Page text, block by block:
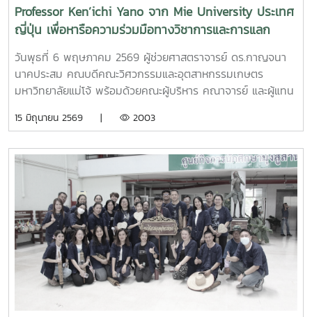
Professor Ken’ichi Yano จาก Mie University ประเทศ
ญี่ปุ่น เพื่อหารือความร่วมมือทางวิชาการและการแลก
เปลี่ยนนักศึกษา
วันพุธที่ 6 พฤษภาคม 2569 ผู้ช่วยศาสตราจารย์ ดร.กาญจนา
นาคประสม คณบดีคณะวิศวกรรมและอุตสาหกรรมเกษตร
มหาวิทยาลัยแม่โจ้ พร้อมด้วยคณะผู้บริหาร คณาจารย์ และผู้แทน
วิทยาศาสตร์การอาหาร หลักสูตรระดับบัณฑิตศึกษา และคณะ
ศาสตราจารย์สาขาวิชาวิศวกรรมเครื่องกล และผู้ช่วยอธิการบดี
ด้านการพัฒนานักวิจัยรุ่นใหม่ จาก Mie University ประเทศ
ญี่ปุ่น ในโอกาสเดินทางมาเยี่ยมชมคณะฯ และหารือแนวทางความ
ร่วมมือทางวิชาการ ณ คณะวิศวกรรมและอุตสาหกรรมเกษตร
มหาวิทยาลัยแม่โจ้ในการนี้ ได้มีการนำเสนอวีดิทัศน์แนะนำ
มหาวิทยาลัยและคณะฯ พร้อมแลกเปลี่ยนแนวทางการสร้างความ
ร่วมมือด้านวิชาการ การวิจัย และการแลกเปลี่ยนนักศึกษาในระดับ
ปริญญาตรีและบัณฑิตศึกษา ระหว่างสองสถาบันProfessor
Ken’ichi Yano ได้นำเสนอผลงานวิจัยในหัวข้อ “Medical,
Welfare, and Care-support Robotics” และ “Automation
15 มิถุนายน 2569 | 2003